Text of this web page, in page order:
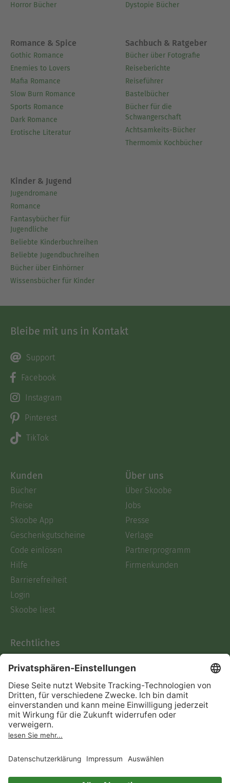
Horror Bücher
Dystopie Bücher
Romance & Spice
Gothic Romance
Enemies to Lovers
Mafia Romance
Slow Burn Romance
Sports Romance
Dark Romance
Erotische Literatur
Sachbuch & Ratgeber
Bücher über Fotografie
Reiseberichte
Reiseführer
Bastelbücher
Bücher für die
Schwangerschaft
Achtsamkeits-Bücher
Thermomix Kochbücher
Kinder & Jugend
Jugendromane
Romance
Fantasybücher für
Jugendliche
Beliebte Kinderbuchreihen
Beliebte Jugendbuchreihen
Bücher über Einhörner
Wissensbücher für Kinder
Bleibe mit uns in Kontakt
Support
Facebook
Instagram
Pinterest
TikTok
Kunden
Bücher
Preise
Skoobe App
Geschenkgutscheine
Code einlösen
Hilfe
Barrierefreiheit
Login
Skoobe liest
Über uns
Über Skoobe
Jobs
Presse
Verlage
Partnerprogramm
Firmenkunden
Rechtliches
AGB
Informationen nach Data
Act
Verträge hier kündigen
Impressum